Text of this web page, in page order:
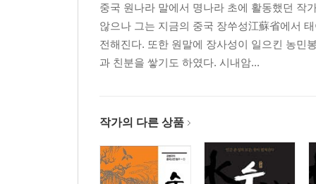
중국 원나라 말에서 명나라 초에 활동했던 작
않으나 그는 지금의 중국 장쑤성江蘇省에서
전해진다. 또한 원말에 장사성이 일으킨 농민
과 친분을 쌓기도 하였다. 시내암...
작가의 다른 상품